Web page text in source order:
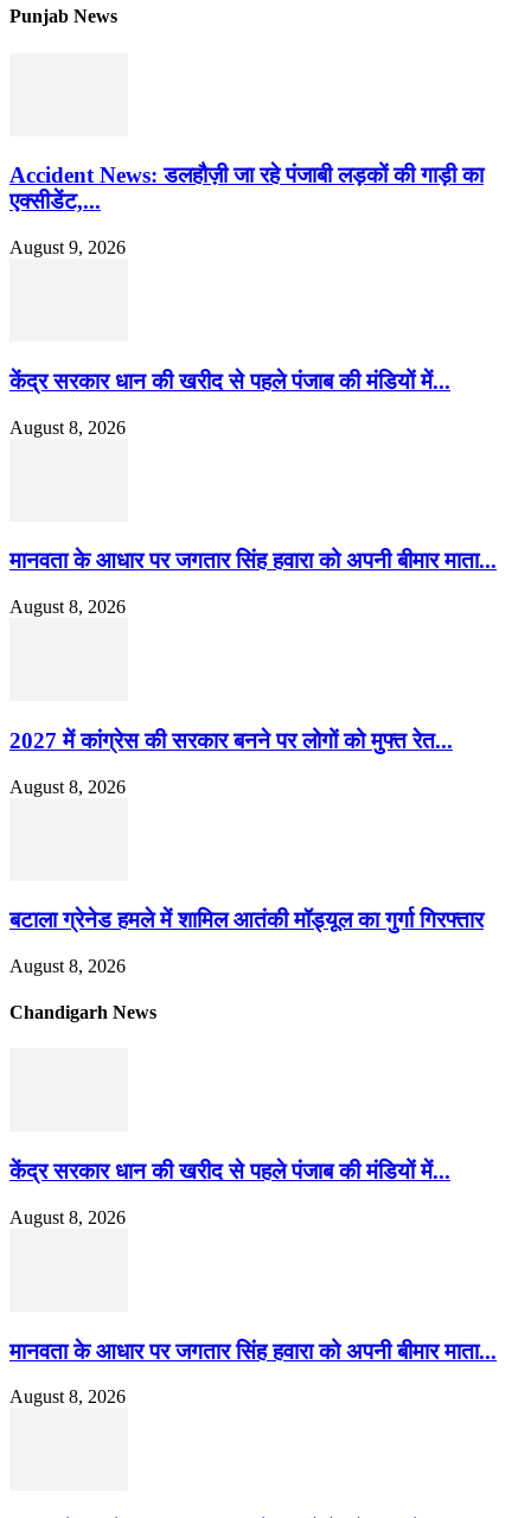
Punjab News
Accident News: डलहौज़ी जा रहे पंजाबी लड़कों की गाड़ी का
एक्सीडेंट,...
August 9, 2026
केंद्र सरकार धान की खरीद से पहले पंजाब की मंडियों में...
August 8, 2026
मानवता के आधार पर जगतार सिंह हवारा को अपनी बीमार माता...
August 8, 2026
2027 में कांग्रेस की सरकार बनने पर लोगों को मुफ्त रेत...
August 8, 2026
बटाला ग्रेनेड हमले में शामिल आतंकी मॉड्यूल का गुर्गा गिरफ्तार
August 8, 2026
Chandigarh News
केंद्र सरकार धान की खरीद से पहले पंजाब की मंडियों में...
August 8, 2026
मानवता के आधार पर जगतार सिंह हवारा को अपनी बीमार माता...
August 8, 2026